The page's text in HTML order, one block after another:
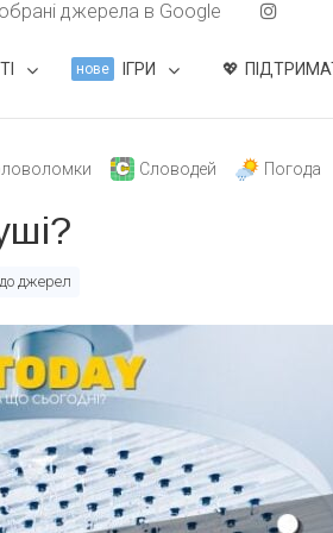
джерела в Google
нове ІГРИ
Словодей Погода
джерел